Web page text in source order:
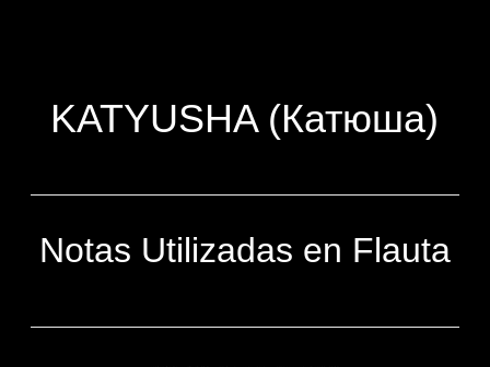
KATYUSHA (Катюша)
Notas Utilizadas en Flauta